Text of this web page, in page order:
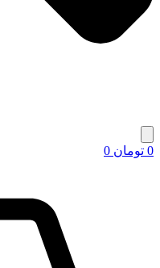
0 تومان 0